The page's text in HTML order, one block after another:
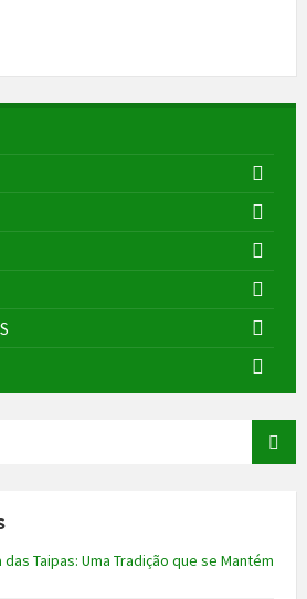
Taipas: Uma Tradição que se Mantém